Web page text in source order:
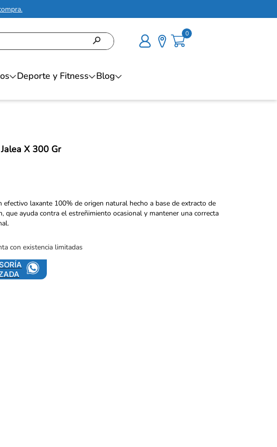
0
Deporte y Fitness Blog
X 300 Gr
efectivo laxante 100% de origen natural hecho a base de extracto de
que ayuda contra el estreñimiento ocasional y mantener una correcta
con existencia limitadas